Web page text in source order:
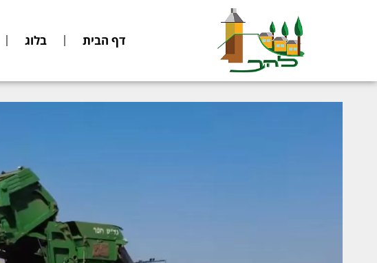
דף הבית בלוג